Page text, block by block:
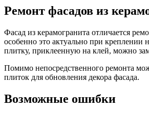
Ремонт фасадов из
Фасад из керамогранита отличается
особенно это актуально при креплении
плитку, приклеенную на клей, можно
Помимо непосредственного ремонта
плиток для обновления декора фасада.
Возможные ошибки